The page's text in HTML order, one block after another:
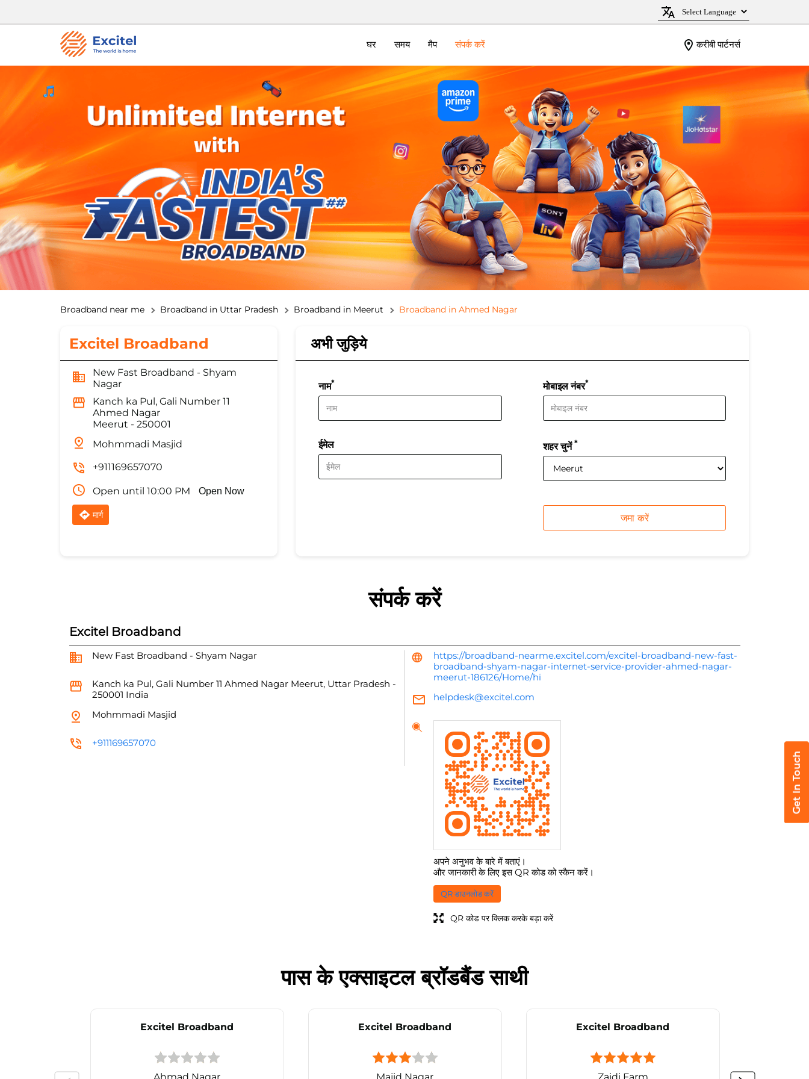
घर समय मैप संपर्क करें करीबी पार्टनर्स
Broadband near me Broadband in Uttar Pradesh Broadband in Meerut Broadband in Ahmed Nagar
Excitel Broadband
New Fast Broadband - Shyam
Nagar
Kanch ka Pul, Gali Number 11
Ahmed Nagar
Meerut - 250001
Mohmmadi Masjid
+911169657070
Open until 10:00 PM Open Now
मार्ग
अभी जुड़िये
नाम*
ईमेल
मोबाइल नंबर*
शहर चुनें*
संपर्क करें
Excitel Broadband
New Fast Broadband - Shyam Nagar
Kanch ka Pul, Gali Number 11 Ahmed Nagar Meerut, Uttar Pradesh -
250001 India
Mohmmadi Masjid
+911169657070
https://broadband-nearme.excitel.com/excitel-broadband-new-fast-
broadband-shyam-nagar-internet-service-provider-ahmed-nagar-
meerut-186126/Home/hi
helpdesk@excitel.com
अपने अनुभव के बारे में बताएं।
और जानकारी के लिए इस QR कोड को स्कैन करें।
QR डाउनलोड करें
QR कोड पर क्लिक करके बड़ा करें
पास के एक्साइटल ब्रॉडबैंड साथी
Excitel Broadband
Ahmad Nagar
Excitel Broadband
Majid Nagar
Excitel Broadband
Zaidi Farm